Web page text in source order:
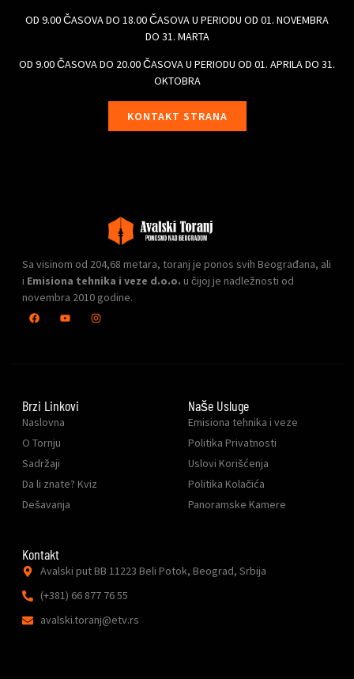
OD 9.00 ČASOVA DO 18.00 ČASOVA U PERIODU OD 01. NOVEMBRA
DO 31. MARTA
OD 9.00 ČASOVA DO 20.00 ČASOVA U PERIODU OD 01. APRILA DO 31.
OKTOBRA
KONTAKT STRANA
Sa visinom od 204,68 metara, toranj je ponos svih Beograđana, ali
i Emisiona tehnika i veze d.o.o. u čijoj je nadležnosti od
novembra 2010 godine.
Brzi Linkovi
Naslovna
O Tornju
Sadržaji
Da li znate? Kviz
Dešavanja
Naše Usluge
Emisiona tehnika i veze
Politika Privatnosti
Uslovi Korišćenja
Politika Kolačića
Panoramske Kamere
Kontakt
Avalski put BB 11223 Beli Potok, Beograd, Srbija
(+381) 66 877 76 55
avalski.toranj@etv.rs